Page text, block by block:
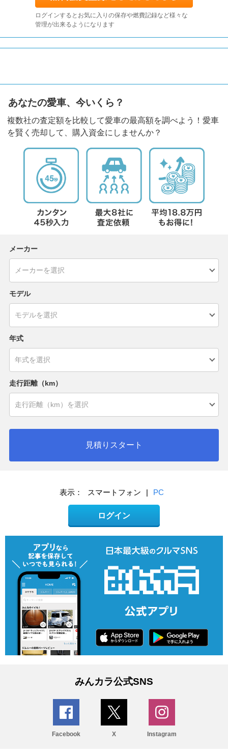
ログインするとお気に入りの保存や燃費記録など様々な
管理が出来るようになります
あなたの愛車、今いくら？
複数社の査定額を比較して愛車の最高額を調べよう！愛車
を賢く売却して、購入資金にしませんか？
メーカー
モデル
年式
走行距離（km）
見積りスタート
表示： スマートフォン | PC
ログイン
みんカラ公式SNS
Facebook X Instagram